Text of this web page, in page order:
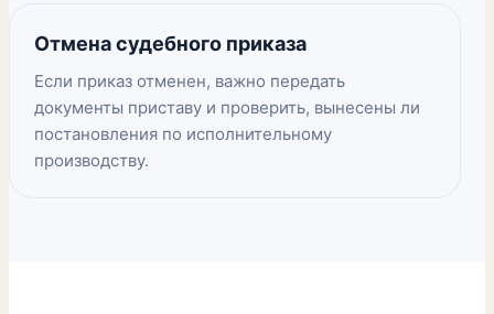
Отмена судебного приказа
Если приказ отменен, важно передать
документы приставу и проверить, вынесены ли
постановления по исполнительному
производству.